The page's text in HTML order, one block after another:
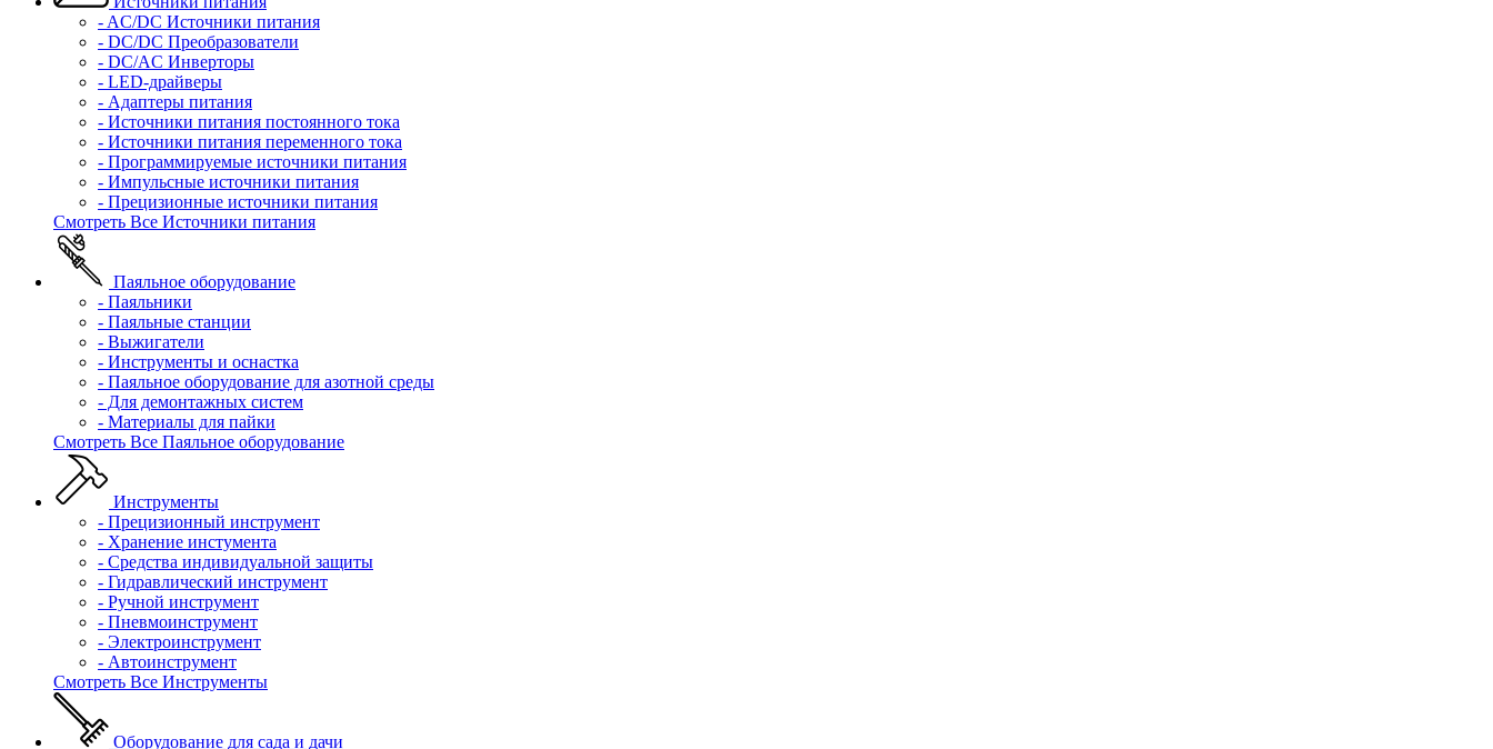
- AC/DC Источники питания
- DC/DC Преобразователи
- DC/AC Инверторы
- LED-драйверы
- Адаптеры питания
- Источники питания постоянного тока
- Источники питания переменного тока
- Программируемые источники питания
- Импульсные источники питания
- Прецизионные источники питания
Смотреть Все Источники питания
Паяльное оборудование
- Паяльники
- Паяльные станции
- Выжигатели
- Инструменты и оснастка
- Паяльное оборудование для азотной среды
- Для демонтажных систем
- Материалы для пайки
Смотреть Все Паяльное оборудование
Инструменты
- Прецизионный инструмент
- Хранение инстумента
- Средства индивидуальной защиты
- Гидравлический инструмент
- Ручной инструмент
- Пневмоинструмент
- Электроинструмент
- Автоинструмент
Смотреть Все Инструменты
Оборудование для сада и дачи